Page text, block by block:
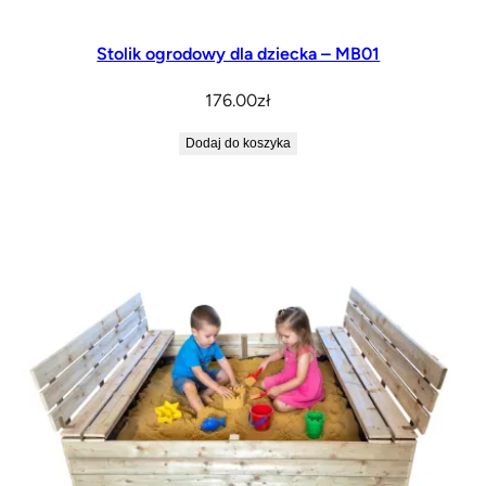
Stolik ogrodowy dla dziecka – MB01
176.00zł
Dodaj do koszyka